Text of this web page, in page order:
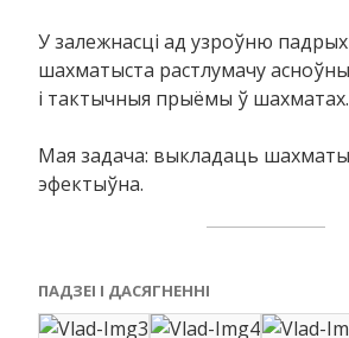
У залежнасці ад узроўню
шахматыста растлумачу
і тактычныя прыёмы ў шахматах.
Мая задача: выкладаць шахматы
эфектыўна.
ПАДЗЕІ І ДАСЯГНЕННІ